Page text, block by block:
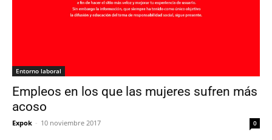
Entorno laboral
Empleos en los que las mujeres sufren más
acoso
Expok - 10 noviembre 2017 0